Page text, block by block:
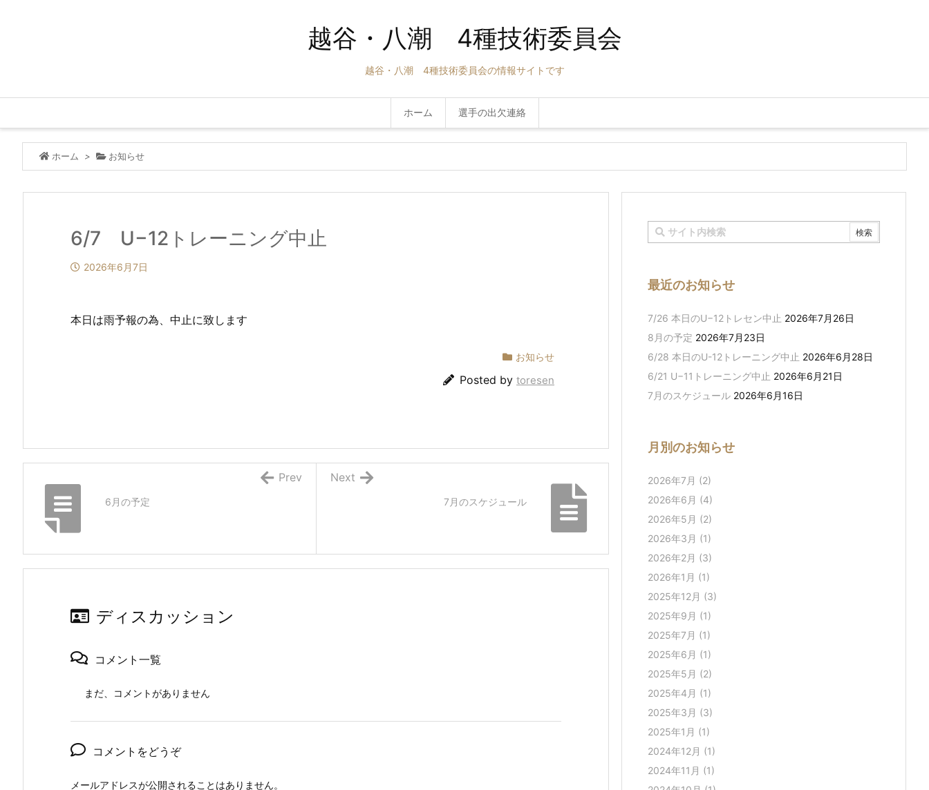
越谷・八潮 4種技術委員会
越谷・八潮 4種技術委員会の情報サイトです
ホーム 選手の出欠連絡
ホーム > お知らせ
6/7 U−12トレーニング中止
2026年6月7日
本日は雨予報の為、中止に致します
お知らせ
Posted by toresen
7月のスケジュール
Next
6月の予定
Prev
ディスカッション
コメント一覧
まだ、コメントがありません
コメントをどうぞ
メールアドレスが公開されることはありません。
最近のお知らせ
7/26 本日のU−12トレセン中止 2026年7月26日
8月の予定 2026年7月23日
6/28 本日のU-12トレーニング中止 2026年6月28日
6/21 U−11トレーニング中止 2026年6月21日
7月のスケジュール 2026年6月16日
月別のお知らせ
2026年7月 (2)
2026年6月 (4)
2026年5月 (2)
2026年3月 (1)
2026年2月 (3)
2026年1月 (1)
2025年12月 (3)
2025年9月 (1)
2025年7月 (1)
2025年6月 (1)
2025年5月 (2)
2025年4月 (1)
2025年3月 (3)
2025年1月 (1)
2024年12月 (1)
2024年11月 (1)